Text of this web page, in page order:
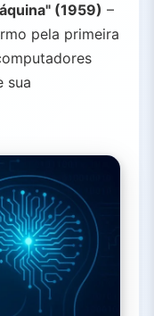
(1959) –
pela primeira
sua